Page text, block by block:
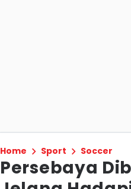
Home Sport Soccer
Persebaya